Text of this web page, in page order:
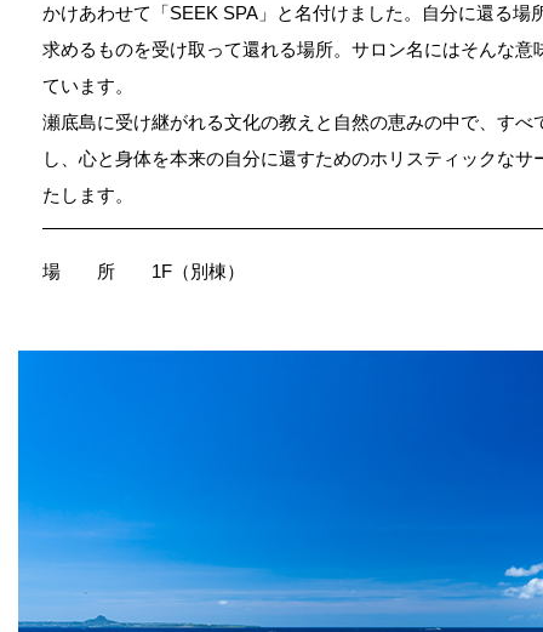
かけあわせて「SEEK SPA」と名付けました。自分に還る場
求めるものを受け取って還れる場所。サロン名にはそんな意
ています。
瀬底島に受け継がれる文化の教えと自然の恵みの中で、すべ
し、心と身体を本来の自分に還すためのホリスティックなサ
たします。
場 所 1F（別棟）